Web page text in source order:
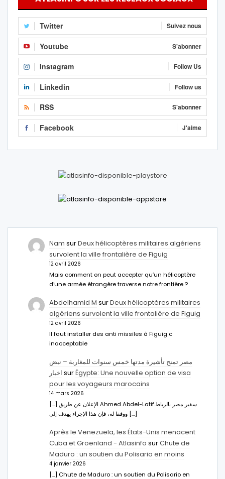
Twitter Suivez nous
Youtube S'abonner
Instagram Follow Us
Linkedin Follow us
RSS S'abonner
Facebook J'aime
Nam surDeux hélicoptères militaires algériens
survolent la ville frontalière de Figuig
12 avril 2026
Mais comment on peut accepter qu’un hélicoptère
d’une armée étrangère traverse notre frontière ?
Abdelhamid M surDeux hélicoptères militaires
algériens survolent la ville frontalière de Figuig
12 avril 2026
Il faut installer des anti missiles à Figuig c
inacceptable
مصر تمنح تأشيرة مدتها خمس سنوات للمغاربة – نبض
اخبار surÉgypte: Une nouvelle option de visa
pour les voyageurs marocains
14 mars 2026
[…] الإعلان عن طريق Ahmed Abdel-Latifسفير مصر بالرباط.
ووفقا له، فإن هذا الإجراء يهدف إلى […]
Après le Venezuela, les États-Unis menacent
Cuba et Groenland - Atlasinfo surChute de
Maduro : un soutien du Polisario en moins
4 janvier 2026
[…] Chute de Maduro : un soutien du Polisario en